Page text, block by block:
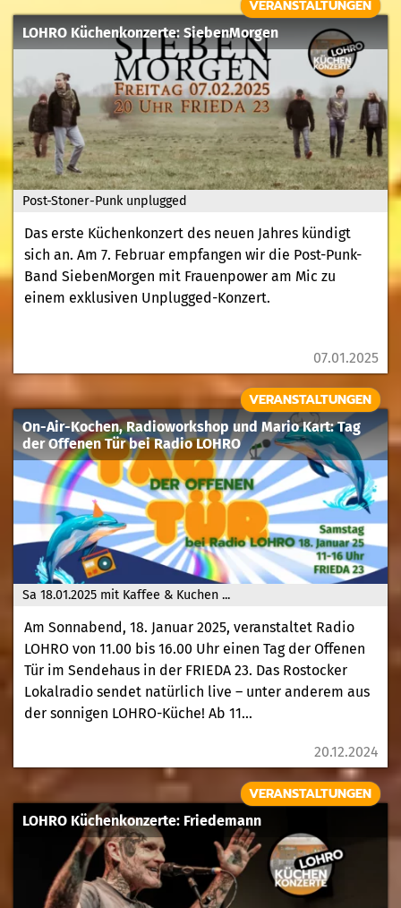
Post-Stoner-Punk unplugged
LOHRO Küchenkonzerte: SiebenMorgen
VERANSTALTUNGEN
Das erste Küchenkonzert des neuen Jahres kündigt
sich an. Am 7. Februar empfangen wir die Post-Punk-
Band SiebenMorgen mit Frauenpower am Mic zu
einem exklusiven Unplugged-Konzert.
07.01.2025
Sa 18.01.2025 mit Kaffee & Kuchen ...
On-Air-Kochen, Radioworkshop und Mario Kart: Tag
der Offenen Tür bei Radio LOHRO
VERANSTALTUNGEN
Am Sonnabend, 18. Januar 2025, veranstaltet Radio
LOHRO von 11.00 bis 16.00 Uhr einen Tag der Offenen
Tür im Sendehaus in der FRIEDA 23. Das Rostocker
Lokalradio sendet natürlich live – unter anderem aus
der sonnigen LOHRO-Küche! Ab 11...
20.12.2024
LOHRO Küchenkonzerte: Friedemann
VERANSTALTUNGEN